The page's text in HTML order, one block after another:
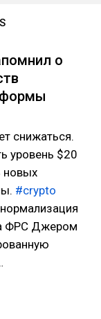
о
снижаться.
уровень $20
новых
#crypto
ФРС Джером